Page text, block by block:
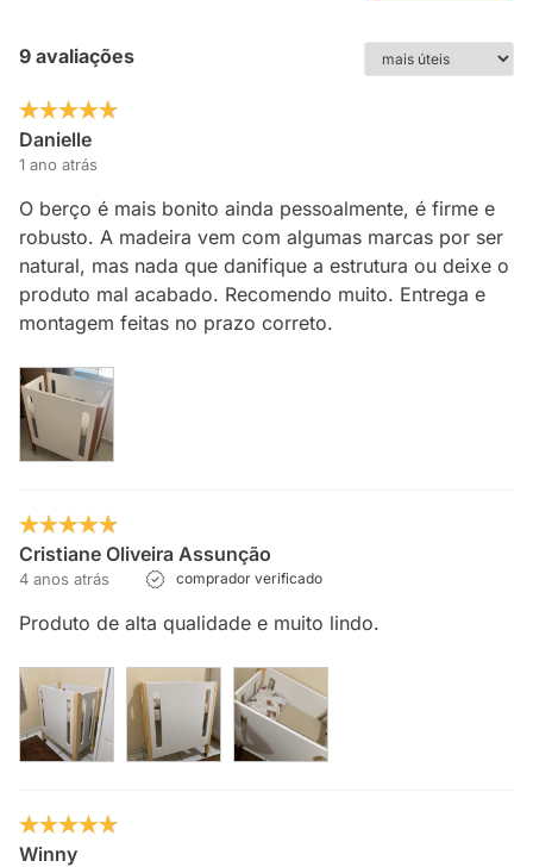
9 avaliações
Danielle
1 ano atrás
O berço é mais bonito ainda pessoalmente, é firme e
robusto. A madeira vem com algumas marcas por ser
natural, mas nada que danifique a estrutura ou deixe o
produto mal acabado. Recomendo muito. Entrega e
montagem feitas no prazo correto.
Cristiane Oliveira Assunção
4 anos atrás comprador verificado
Produto de alta qualidade e muito lindo.
Winny